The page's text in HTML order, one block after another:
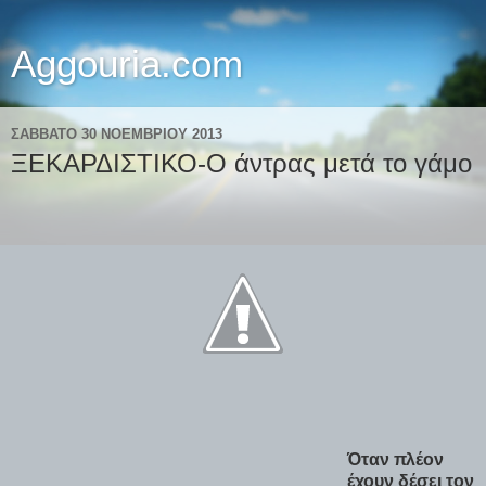
Aggouria.com
ΣΆΒΒΑΤΟ 30 ΝΟΕΜΒΡΊΟΥ 2013
ΞΕΚΑΡΔΙΣΤΙΚΟ-Ο άντρας μετά το γάμο
Όταν πλέον
έχουν δέσει τον